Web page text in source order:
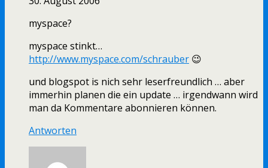
myspace?
myspace stinkt…
http://www.myspace.com/schrauber 😉
und blogspot is nich sehr leserfreundlich … aber
immerhin planen die ein update … irgendwann wird
man da Kommentare abonnieren können.
Antworten